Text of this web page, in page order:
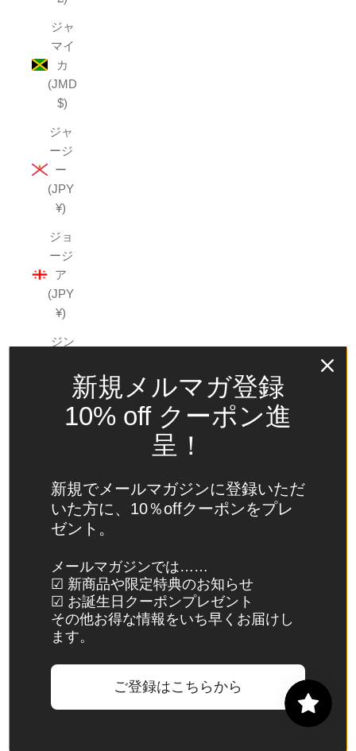
ジャ
マイ
カ
(JMD
$)
ジャ
ージ
ー
(JPY
¥)
ジョ
ージ
ア
(JPY
¥)
ジン
(USD
(CHF
CHF)
スウ
デン
(SEK
kr)
スバ
島・
新規メルマガ登録
10% off クーポン進
呈！
新規でメールマガジンに登録いただ
いた方に、10％offクーポンをプレ
ゼント。
メールマガジンでは……
☑ 新商品や限定特典のお知らせ
☑ お誕生日クーポンプレゼント
その他お得な情報をいち早くお届けし
ます。
ご登録はこちらから